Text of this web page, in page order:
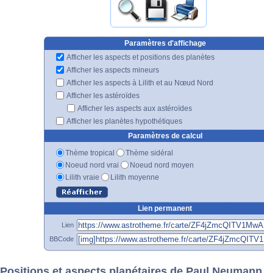
Paramètres d'affichage
Afficher les aspects et positions des planètes
Afficher les aspects mineurs
Afficher les aspects à Lilith et au Nœud Nord
Afficher les astéroïdes
Afficher les aspects aux astéroïdes
Afficher les planètes hypothétiques
Paramètres de calcul
Thème tropical
Thème sidéral
Noeud nord vrai
Noeud nord moyen
Lilith vraie
Lilith moyenne
Lien permanent
Lien
BBCode